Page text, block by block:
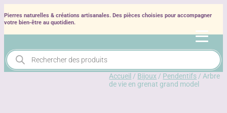
Pierres naturelles & créations artisanales. Des pièces choisies pour accompagner
votre bien‑être au quotidien.
Recherche
de
produits
Accueil / Bijoux / Pendentifs / Arbre
de vie en grenat grand model